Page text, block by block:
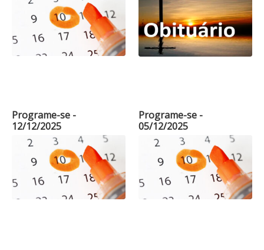
Programe-se -
12/12/2025
Programe-se -
05/12/2025